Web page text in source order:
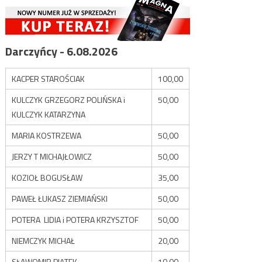
Darczyńcy - 6.08.2026
KACPER STAROŚCIAK
100,00
KULCZYK GRZEGORZ POLIŃSKA i
KULCZYK KATARZYNA
50,00
MARIA KOSTRZEWA
50,00
JERZY T MICHAJŁOWICZ
50,00
KOZIOŁ BOGUSŁAW
35,00
PAWEŁ ŁUKASZ ZIEMIAŃSKI
50,00
POTERA LIDIA i POTERA KRZYSZTOF
50,00
NIEMCZYK MICHAŁ
20,00